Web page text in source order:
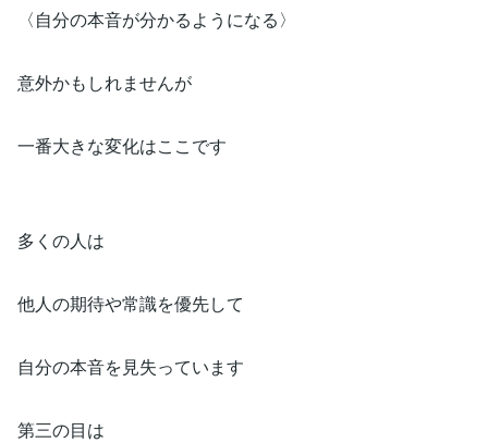
〈自分の本音が分かるようになる〉
意外かもしれませんが
一番大きな変化はここです
多くの人は
他人の期待や常識を優先して
自分の本音を見失っています
第三の目は